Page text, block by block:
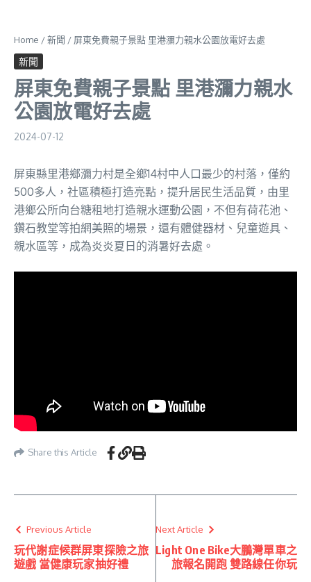
Home /新聞 / 屏東免費親子景點 里港瀰力親水公園放電好去處
新聞
屏東免費親子景點 里港瀰力親水
公園放電好去處
2024-07-12
屏東縣里港鄉瀰力村是全鄉14村中人口最少的村落，僅約
500多人，社區積極打造亮點，提升居民生活品質，由里
港鄉公所向台糖租地打造親水運動公園，不但有荷花池、
鑽石教堂等拍網美照的場景，還有體健器材、兒童遊具、
親水區等，成為炎炎夏日的消暑好去處。
Share this Article
Previous Article
玩代謝症候群屏東探險之旅
遊戲 當健康玩家抽好禮
Next Article
Light One Bike大鵬灣單車之
旅報名開跑 雙路線任你玩